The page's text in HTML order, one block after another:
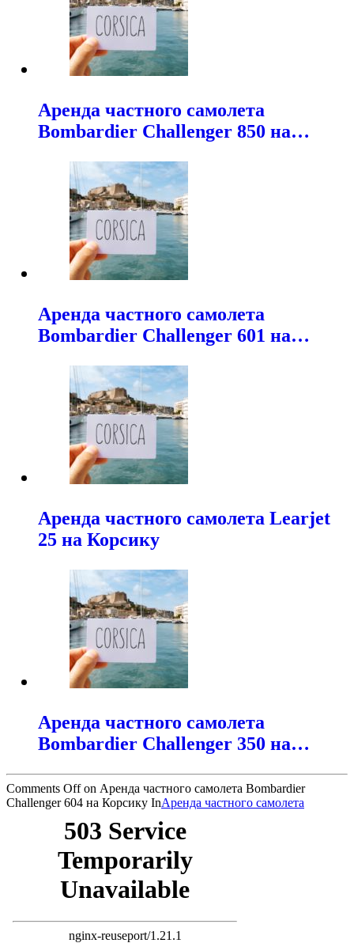
Аренда частного самолета
Bombardier Challenger 850 на…
Аренда частного самолета
Bombardier Challenger 601 на…
Аренда частного самолета Learjet
25 на Корсику
Аренда частного самолета
Bombardier Challenger 350 на…
Comments Offon Аренда частного самолета Bombardier
Challenger 604 на Корсику InАренда частного самолета